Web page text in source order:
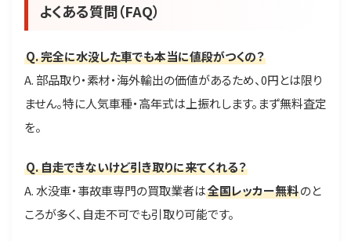
よくある質問（FAQ）
Q. 完全に水没した車でも本当に値段がつくの？
A. 部品取り・素材・海外輸出の価値があるため、0円とは限り
ません。特に人気車種・高年式は上振れします。まず無料査定
を。
Q. 自走できないけど引き取りに来てくれる？
A. 水没車・事故車専門の買取業者は全国レッカー無料のと
ころが多く、自走不可でも引取り可能です。